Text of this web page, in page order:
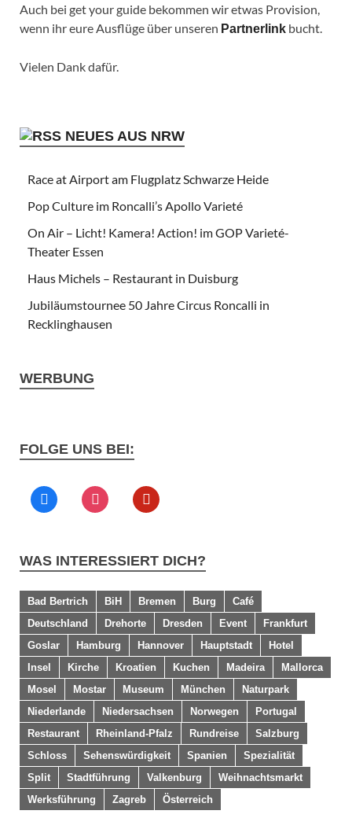
Auch bei get your guide bekommen wir etwas Provision,
wenn ihr eure Ausflüge über unseren Partnerlink bucht.
Vielen Dank dafür.
NEUES AUS NRW
Race at Airport am Flugplatz Schwarze Heide
Pop Culture im Roncalli’s Apollo Varieté
On Air – Licht! Kamera! Action! im GOP Varieté-
Theater Essen
Haus Michels – Restaurant in Duisburg
Jubiläumstournee 50 Jahre Circus Roncalli in
Recklinghausen
WERBUNG
FOLGE UNS BEI:
WAS INTERESSIERT DICH?
Bad Bertrich BiH Bremen Burg
Café
Deutschland
Drehorte Dresden Event
Frankfurt
Goslar
Hamburg Hannover Hauptstadt
Hotel
Insel
Kirche Kroatien Kuchen Madeira
Mallorca
Mosel
Mostar Museum München
Naturpark
Niederlande
Niedersachsen Norwegen
Portugal
Restaurant
Rheinland-Pfalz Rundreise
Salzburg
Schloss
Sehenswürdigkeit Spanien
Spezialität
Split
Stadtführung Valkenburg
Weihnachtsmarkt
Werksführung
Zagreb Österreich